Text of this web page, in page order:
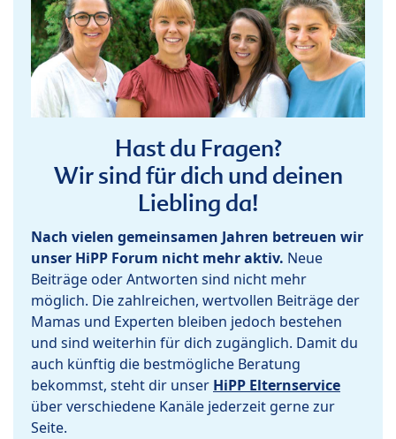
Hast du Fragen?
Wir sind für dich und deinen
Liebling da!
Nach vielen gemeinsamen Jahren betreuen wir
unser HiPP Forum nicht mehr aktiv. Neue
Beiträge oder Antworten sind nicht mehr
möglich. Die zahlreichen, wertvollen Beiträge der
Mamas und Experten bleiben jedoch bestehen
und sind weiterhin für dich zugänglich. Damit du
auch künftig die bestmögliche Beratung
bekommst, steht dir unser HiPP Elternservice
über verschiedene Kanäle jederzeit gerne zur
Seite.